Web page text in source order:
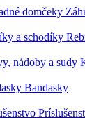
Bandasky